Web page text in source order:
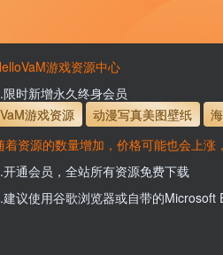
员终生有效 会员免费下载资源
开通会员【免费下载】全站资源！
游戏资源中心
限时新增永久终身会员
VaM游戏资源
动漫写真美图壁纸
着资源的数量增加，价格可能也会上涨
开通会员，全站所有资源免费下载
建议使用谷歌浏览器或自带的Microsoft